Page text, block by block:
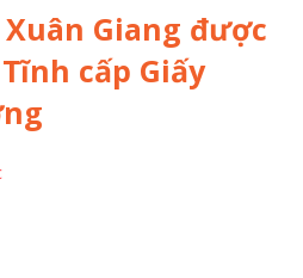
Giang được
cấp Giấy